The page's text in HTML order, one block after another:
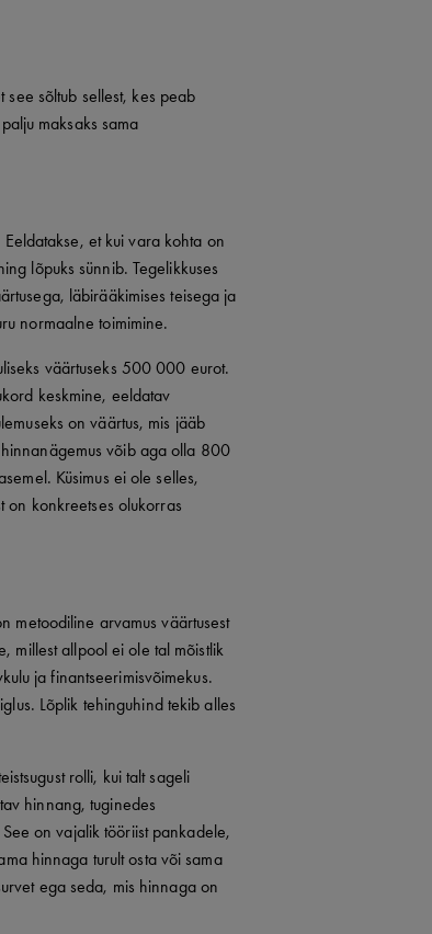
see sõltub sellest, kes peab
maksaks sama
et kui vara kohta on
lõpuks sünnib. Tegelikkuses
läbirääkimises teisega ja
normaalne toimimine.
väärtuseks 500 000 eurot.
keskmine, eeldatav
on väärtus, mis jääb
võib aga olla 800
Küsimus ei ole selles,
on konkreetses olukorras
metoodiline arvamus väärtusest
millest allpool ei ole tal mõistlik
ja finantseerimisvõimekus.
Lõplik tehinguhind tekib alles
rolli, kui talt sageli
hinnang, tuginedes
on vajalik tööriist pankadele,
hinnaga turult osta või sama
ega seda, mis hinnaga on